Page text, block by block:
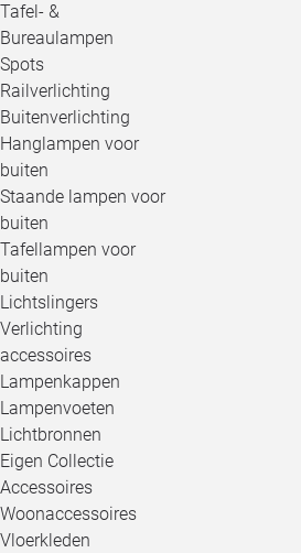
Tafel- &
Bureaulampen
Spots
Railverlichting
Buitenverlichting
Hanglampen voor
buiten
Staande lampen voor
buiten
Tafellampen voor
buiten
Lichtslingers
Verlichting
accessoires
Lampenkappen
Lampenvoeten
Lichtbronnen
Eigen Collectie
Accessoires
Woonaccessoires
Vloerkleden